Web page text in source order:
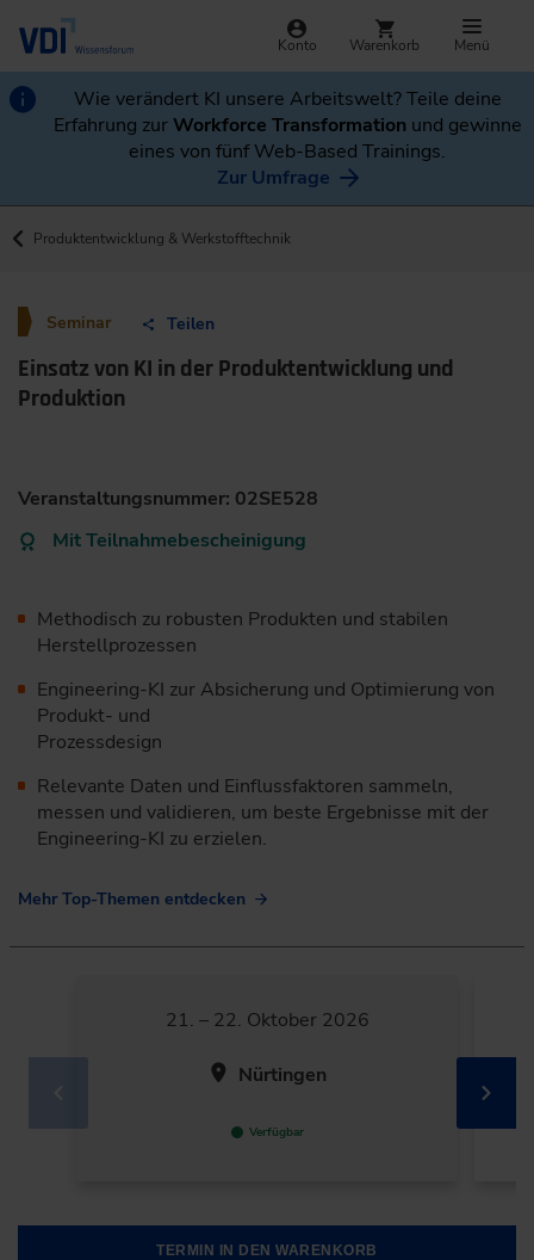
Konto Warenkorb Menü
Wie verändert KI unsere Arbeitswelt? Teile deine
Erfahrung zurWorkforce Transformation und gewinne
eines von fünf Web-Based Trainings.
Zur Umfrage
Produktentwicklung & Werkstofftechnik
Seminar Teilen
Einsatz von KI in der Produktentwicklung und
Produktion
Veranstaltungsnummer: 02SE528
Mit Teilnahmebescheinigung
Methodisch zu robusten Produkten und stabilen
Herstellprozessen
Engineering-KI zur Absicherung und Optimierung von
Produkt- und
Prozessdesign
Relevante Daten und Einflussfaktoren sammeln,
messen und validieren, um beste Ergebnisse mit der
Engineering-KI zu erzielen.
Mehr Top-Themen entdecken
21. – 22. Oktober 2026
Nürtingen
Verfügbar
TERMIN IN DEN WARENKORB